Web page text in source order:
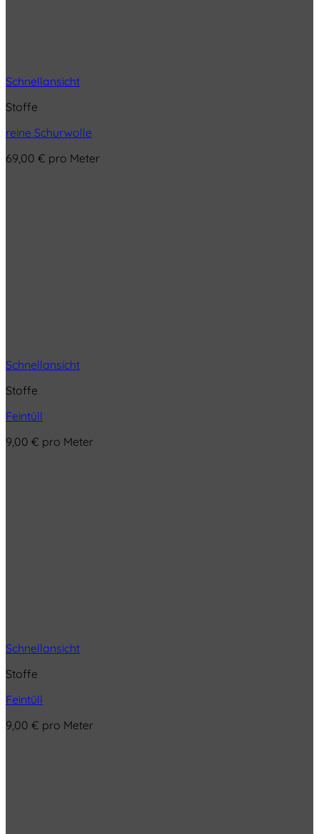
Schnellansicht
Stoffe
reine Schurwolle
69,00 € pro Meter
Schnellansicht
Stoffe
Feintüll
9,00 € pro Meter
Schnellansicht
Stoffe
Feintüll
9,00 € pro Meter